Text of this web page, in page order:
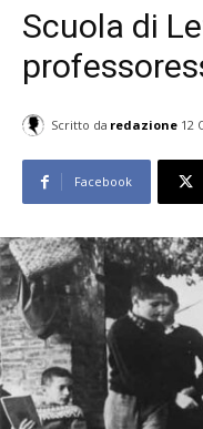
Scuola di
Scritto da redazione 12
Facebook